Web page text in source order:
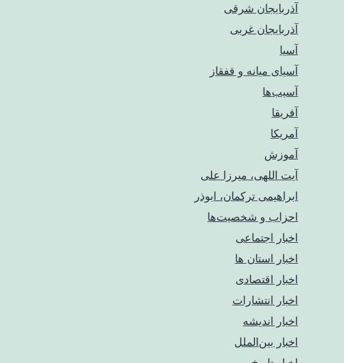
آذربایجان شرقی
آذربایجان غربی
آسیا
آسیای میانه و قفقاز
آسیب‌ها
آفریقا
آمریکا
آموزش
آیت اللهی، میرزا علی
ابراهیمی ترکمان، ابوذر
احزاب و شخصیت‌ها
اخبار اجتماعی
اخبار استان ها
اخبار اقتصادی
اخبار انتشارات
اخبار اندیشه
اخبار بین‌الملل